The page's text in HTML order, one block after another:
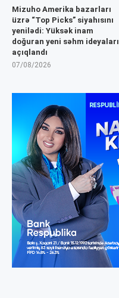
Mizuho Amerika bazarları
üzrə “Top Picks” siyahısını
yenilədi: Yüksək inam
doğuran yeni səhm ideyaları
açıqlandı
07/08/2026